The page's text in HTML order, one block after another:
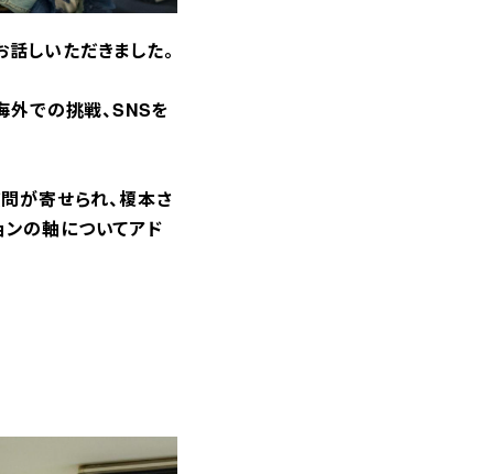
しいただきました。
外での挑戦、SNSを
が寄せられ、榎本さ
の軸についてアド